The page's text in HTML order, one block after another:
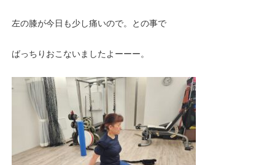
左の膝が今日も少し痛いので。との事で
ばっちりおこないましたよーーー。